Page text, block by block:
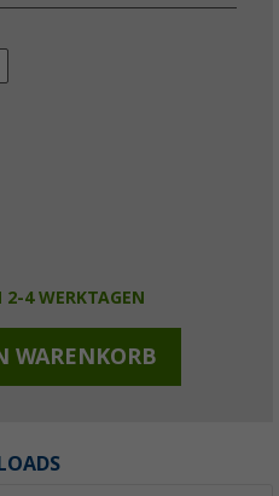
2-4 WERKTAGEN
WARENKORB